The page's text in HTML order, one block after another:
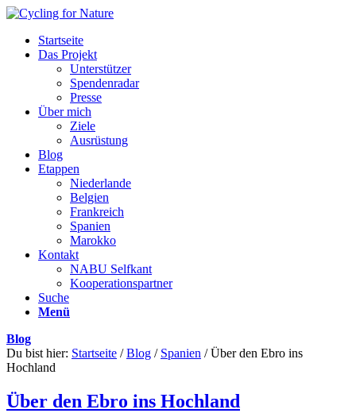
Startseite
Das Projekt
Unterstützer
Spendenradar
Presse
Über mich
Ziele
Ausrüstung
Blog
Etappen
Niederlande
Belgien
Frankreich
Spanien
Marokko
Kontakt
NABU Selfkant
Kooperationspartner
Suche
Menü
Blog
Du bist hier: Startseite / Blog / Spanien / Über den Ebro ins
Hochland
Über den Ebro ins Hochland